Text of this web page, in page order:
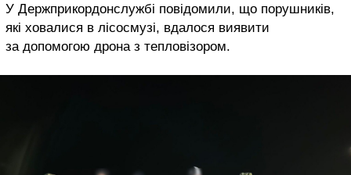
У Держприкордонслужбі повідомили, що порушників,
які ховалися в лісосмузі, вдалося виявити
за допомогою дрона з тепловізором.